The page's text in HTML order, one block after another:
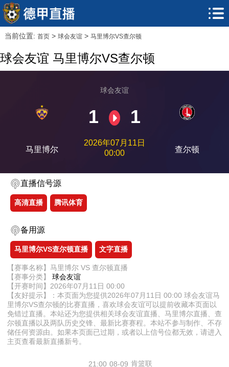
当前位置: 首页> 球会友谊> 马里博尔VS查尔顿
球会友谊 马里博尔VS查尔顿
马里博尔
球会友谊
1 1
2026年07月11日
00:00
查尔顿
直播信号源
高清直播 腾讯体育
备用源
马里博尔VS查尔顿直播 文字直播
【赛事名称】马里博尔 VS 查尔顿直播
【赛事分类】 球会友谊
【开赛时间】2026年07月11日 00:00
【友好提示】：本页面为您提供2026年07月11日 00:00 球会友谊马
里博尔VS查尔顿的比赛直播，喜欢球会友谊可以提前收藏本页面以
免错过直播。本站还为您提供相关球会友谊直播、马里博尔直播、查
尔顿直播以及两队历史交锋、最新比赛赛程。本站不参与制作、不存
储任何资源由。如果本页面已过期，或者以上信号位都无效，请进入
主页查看最新直播新号。
08-09
21:00 肯篮联